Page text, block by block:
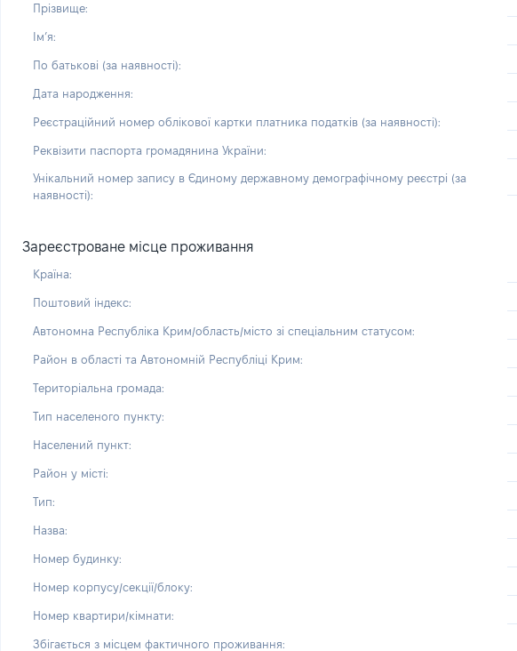
Прізвище:
Імʼя:
По батькові (за наявності):
Дата народження:
Реєстраційний номер облікової картки платника податків (за наявності):
Реквізити паспорта громадянина України:
Унікальний номер запису в Єдиному державному демографічному реєстрі (за
наявності):
Зареєстроване місце проживання
Країна:
Поштовий індекс:
Автономна Республіка Крим/область/місто зі спеціальним статусом:
Район в області та Автономній Республіці Крим:
Територіальна громада:
Тип населеного пункту:
Населений пункт:
Район у місті:
Тип:
Назва:
Номер будинку:
Номер корпусу/секції/блоку:
Номер квартири/кімнати:
Збігається з місцем фактичного проживання: